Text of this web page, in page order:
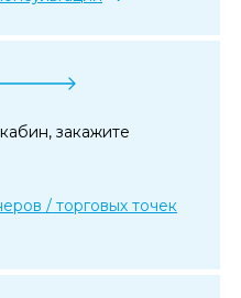
закажите
/ торговых точек